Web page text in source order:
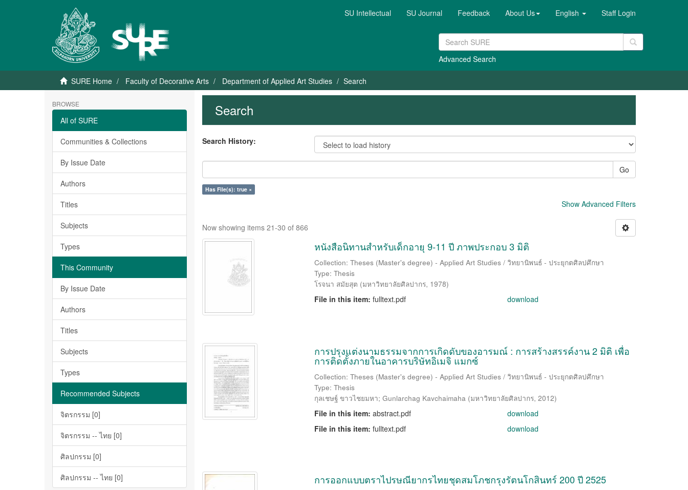
SU Intellectual SU Journal Feedback About Us English Staff Login
Advanced Search
SURE Home Faculty of Decorative Arts Department of Applied Art Studies Search
BROWSE
All of SURE
Communities & Collections
By Issue Date
Authors
Titles
Subjects
Types
This Community
By Issue Date
Authors
Titles
Subjects
Types
Recommended Subjects
จิตรกรรม [0]
จิตรกรรม -- ไทย [0]
ศิลปกรรม [0]
ศิลปกรรม -- ไทย [0]
Search
Search History:
Go
Has File(s): true ×
Show Advanced Filters
Now showing items 21-30 of 866
หนังสือนิทานสำหรับเด็กอายุ 9-11 ปี ภาพประกอบ 3 มิติ
Collection: Theses (Master's degree) - Applied Art Studies / วิทยานิพนธ์ - ประยุกตศิลปศึกษา
Type: Thesis
โรจนา สมัยสุต (มหาวิทยาลัยศิลปากร, 1978)
File in this item: fulltext.pdf download
การปรุงแต่งนามธรรมจากการเกิดดับของอารมณ์ : การสร้างสรรค์งาน 2 มิติ เพื่อ
การติดตั้งภายในอาคารบริษัทอิเมจิ แมกซ์
Collection: Theses (Master's degree) - Applied Art Studies / วิทยานิพนธ์ - ประยุกตศิลปศึกษา
Type: Thesis
กุลเชษฐ์ ขาวไชยมหา; Gunlarchag Kavchaimaha (มหาวิทยาลัยศิลปากร, 2012)
File in this item: abstract.pdf
download
File in this item: fulltext.pdf download
การออกแบบตราไปรษณียากรไทยชุดสมโภชกรุงรัตนโกสินทร์ 200 ปี 2525